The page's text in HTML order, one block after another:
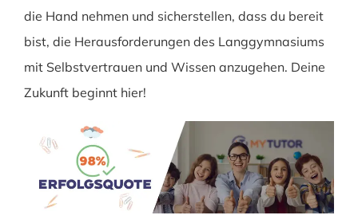
die Hand nehmen und sicherstellen, dass du bereit
bist, die Herausforderungen des Langgymnasiums
mit Selbstvertrauen und Wissen anzugehen. Deine
Zukunft beginnt hier!